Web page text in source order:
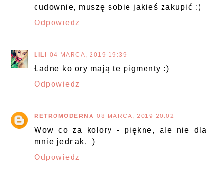
cudownie, muszę sobie jakieś zakupić :)
Odpowiedz
LILI 04 MARCA, 2019 19:39
Ładne kolory mają te pigmenty :)
Odpowiedz
RETROMODERNA 08 MARCA, 2019 20:02
Wow co za kolory - piękne, ale nie dla
mnie jednak. ;)
Odpowiedz